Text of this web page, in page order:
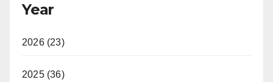
Year
2026 (23)
2025 (36)